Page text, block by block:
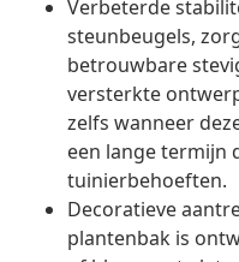
Verbeterde
steunbeugels,
betrouwbare
versterkte
zelfs wanneer
een lange termijn
tuinierbehoeften.
Decoratieve
plantenbak is